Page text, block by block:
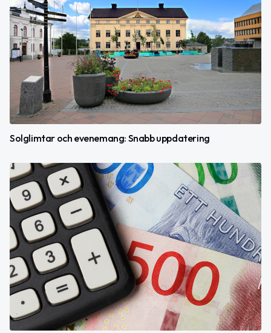
Solglimtar och evenemang: Snabb uppdatering